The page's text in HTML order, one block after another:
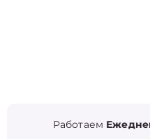
Работаем